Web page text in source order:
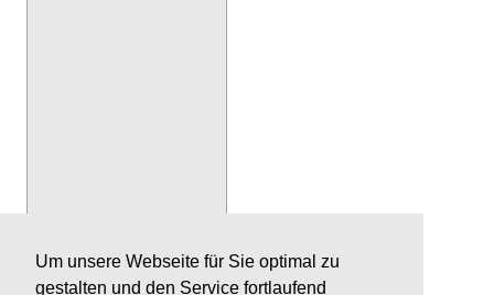
Um unsere Webseite für Sie optimal zu
gestalten und den Service fortlaufend